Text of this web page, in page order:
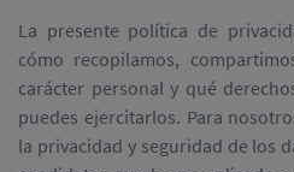
La presente política de
cómo recopilamos,
carácter personal y qué
puedes ejercitarlos. Para
la privacidad y seguridad de los